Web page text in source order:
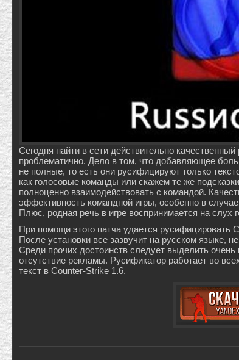
Сегодня найти в сети действительно
проблематично. Дело в том, что добавляющее
не полные, то есть они русифицируют только
как голосовые команды или скажем те же
полноценно взаимодействовать с командой.
эффективность командной игры, особенно в
Плюс, родная речь в игре воспринимается на слух
При помощи этого патча удается русифицировать
После установки все зазвучит на русском языке,
Среди прочих достоинств следует выделить
отсутствие рекламы. Русификатор работает во
текст в Counter-Strike 1.6.